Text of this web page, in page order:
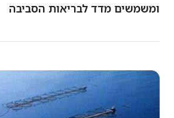
ומשמשים מדד לבריאות הסביבה